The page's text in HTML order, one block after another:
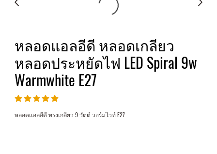
หลอดแอลอีดี หลอดเกลียว
หลอดประหยัดไฟ LED Spiral 9w
Warmwhite E27
หลอดแอลอีดี ทรงเกลียว 9 วัตต์ วอร์มไวท์ E27